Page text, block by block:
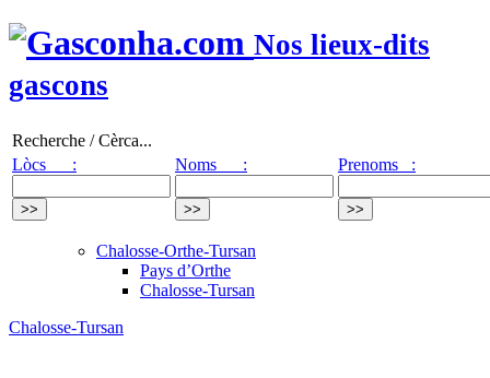
Nos lieux-dits
gascons
Recherche / Cèrca...
Lòcs :
Noms : Prenoms :
Chalosse-Orthe-Tursan
Pays d’Orthe
Chalosse-Tursan
Chalosse-Tursan